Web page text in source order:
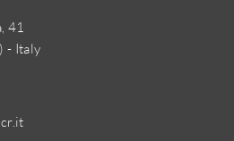
41
- Italy